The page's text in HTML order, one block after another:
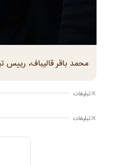
محمد باقر قالیباف،
تبلیغات
تبلیغات